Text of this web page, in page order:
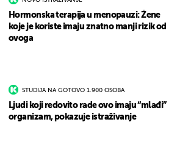
Hormonska terapija u menopauzi: Žene
koje je koriste imaju znatno manji rizik od
ovoga
STUDIJA NA GOTOVO 1.900 OSOBA
Ljudi koji redovito rade ovo imaju “mlađi”
organizam, pokazuje istraživanje